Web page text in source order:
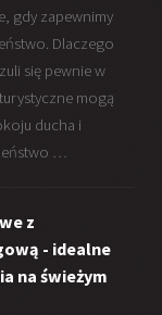
gdy zapewnimy
Dlaczego
się pewnie w
mogą
ducha i
…
z
- idealne
na świeżym